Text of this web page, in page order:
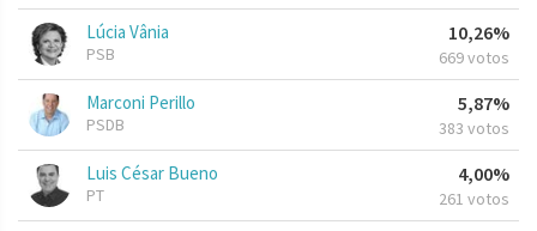
Lúcia Vânia
PSB
10,26%
669 votos
Marconi Perillo
PSDB
5,87%
383 votos
Luis César Bueno
PT
4,00%
261 votos